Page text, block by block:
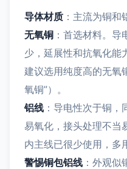
导体材质 ：主流为铜和
无氧铜 ：首选材料。
少，延展性和抗氧化能
建议选用纯度高的无氧
氧铜”）。
铝线 ：导电性次于铜，
易氧化，接头处理不当
内主线已很少使用，多
警惕铜包铝线 ：外观似